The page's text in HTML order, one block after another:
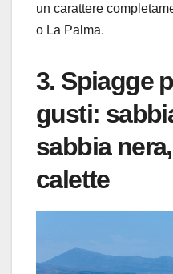
un carattere
o La Palma.
3. Spiagge
gusti:
sabbia
calette